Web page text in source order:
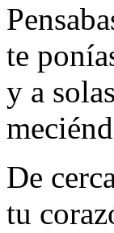
te
y a
De
tu